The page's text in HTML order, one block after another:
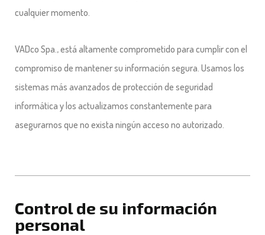
cualquier momento.
VADco Spa.,está altamente comprometido para cumplir con el
compromiso de mantener su información segura. Usamos los
sistemas más avanzados de protección de seguridad
informática y los actualizamos constantemente para
asegurarnos que no exista ningún acceso no autorizado.
Control de su información
personal